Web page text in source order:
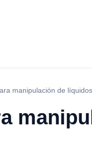
manipulación de